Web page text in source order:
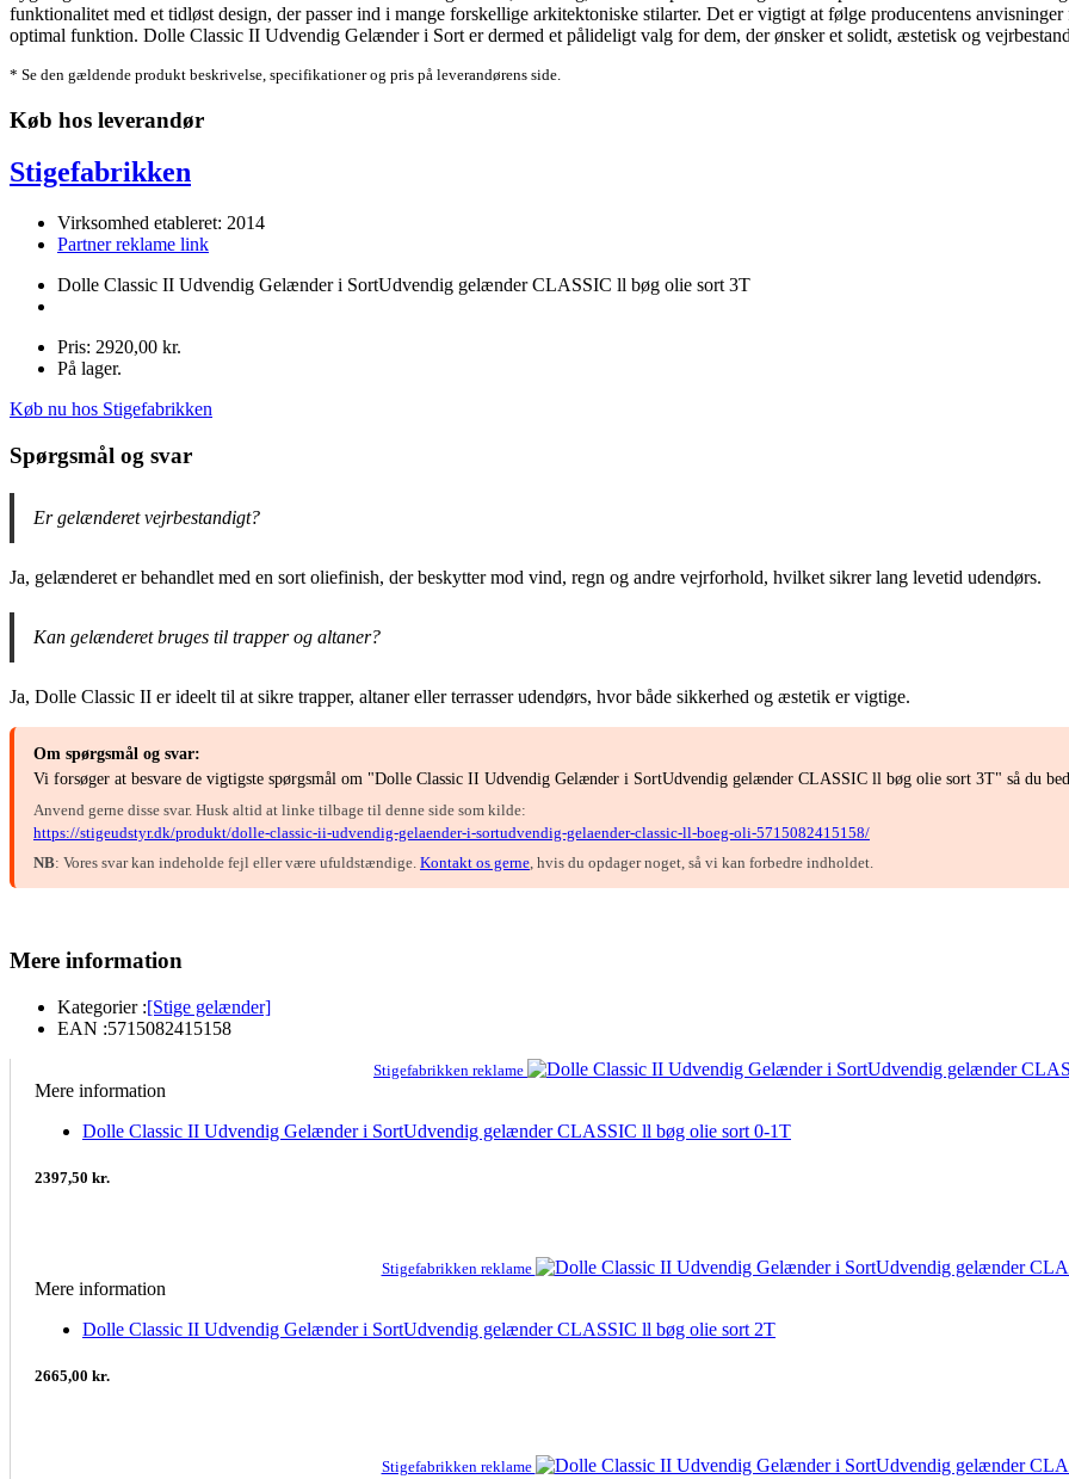
funktionalitet med et tidløst design, der passer ind i mange forskellige arkitektoniske stilarter. Det er vigtigt at følge producentens
optimal funktion. Dolle Classic II Udvendig Gelænder i Sort er dermed et pålideligt valg for dem, der ønsker et solidt, æstetisk og
* Se den gældende produkt beskrivelse, specifikationer og pris på leverandørens side.
Køb hos leverandør
Stigefabrikken
Virksomhed etableret: 2014
Partner reklame link
Dolle Classic II Udvendig Gelænder i SortUdvendig gelænder CLASSIC ll bøg olie sort 3T
Pris: 2920,00 kr.
På lager.
Køb nu hos Stigefabrikken
Spørgsmål og svar
Er gelænderet vejrbestandigt?
Ja, gelænderet er behandlet med en sort oliefinish, der beskytter mod vind, regn og andre vejrforhold, hvilket sikrer lang levetid udendørs.
Kan gelænderet bruges til trapper og altaner?
Ja, Dolle Classic II er ideelt til at sikre trapper, altaner eller terrasser udendørs, hvor både sikkerhed og æstetik er vigtige.
Om spørgsmål og svar:
Vi forsøger at besvare de vigtigste spørgsmål om "Dolle Classic II Udvendig Gelænder i SortUdvendig gelænder CLASSIC ll bøg olie sort 3T" så du
Anvend gerne disse svar. Husk altid at linke tilbage til denne side som kilde:
https://stigeudstyr.dk/produkt/dolle-classic-ii-udvendig-gelaender-i-sortudvendig-gelaender-classic-ll-boeg-oli-5715082415158/
NB: Vores svar kan indeholde fejl eller være ufuldstændige. Kontakt os gerne, hvis du opdager noget, så vi kan forbedre indholdet.
Mere information
Kategorier :[Stige gelænder]
EAN :5715082415158
Stigefabrikken reklame
Mere information
Dolle Classic II Udvendig Gelænder i SortUdvendig gelænder CLASSIC ll bøg olie sort 0-1T
2397,50 kr.
Stigefabrikken reklame
Mere information
Dolle Classic II Udvendig Gelænder i SortUdvendig gelænder CLASSIC ll bøg olie sort 2T
2665,00 kr.
Stigefabrikken reklame